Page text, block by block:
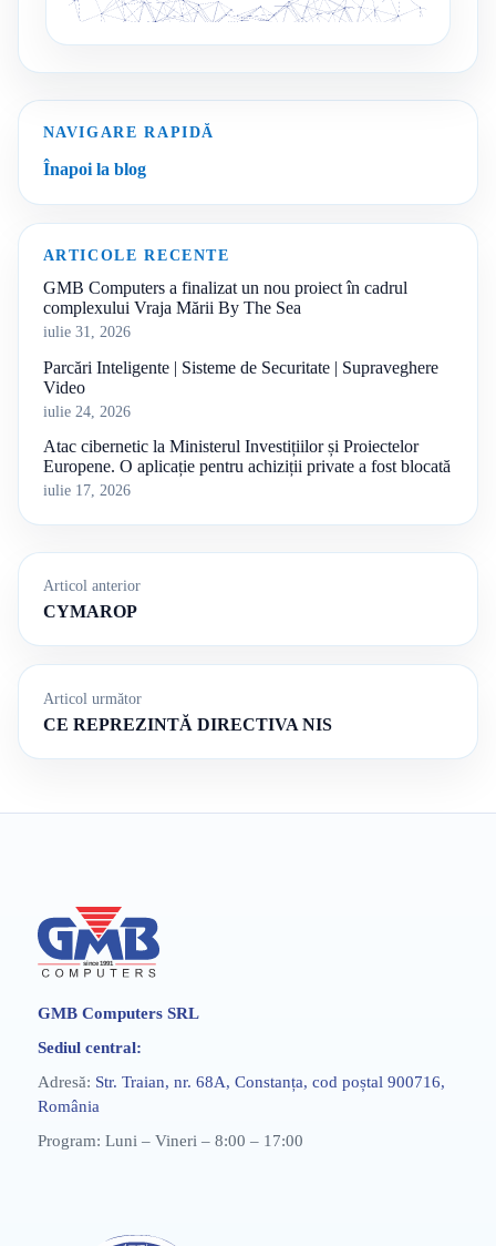
NAVIGARE RAPIDĂ
Înapoi la blog
ARTICOLE RECENTE
GMB Computers a finalizat un nou proiect în cadrul
complexului Vraja Mării By The Sea
iulie 31, 2026
Parcări Inteligente | Sisteme de Securitate | Supraveghere
Video
iulie 24, 2026
Atac cibernetic la Ministerul Investițiilor și Proiectelor
Europene. O aplicație pentru achiziții private a fost blocată
iulie 17, 2026
Articol anterior
CYMAROP
Articol următor
CE REPREZINTĂ DIRECTIVA NIS
GMB Computers SRL
Sediul central:
Adresă: Str. Traian, nr. 68A, Constanța, cod poștal 900716,
România
Program: Luni – Vineri – 8:00 – 17:00